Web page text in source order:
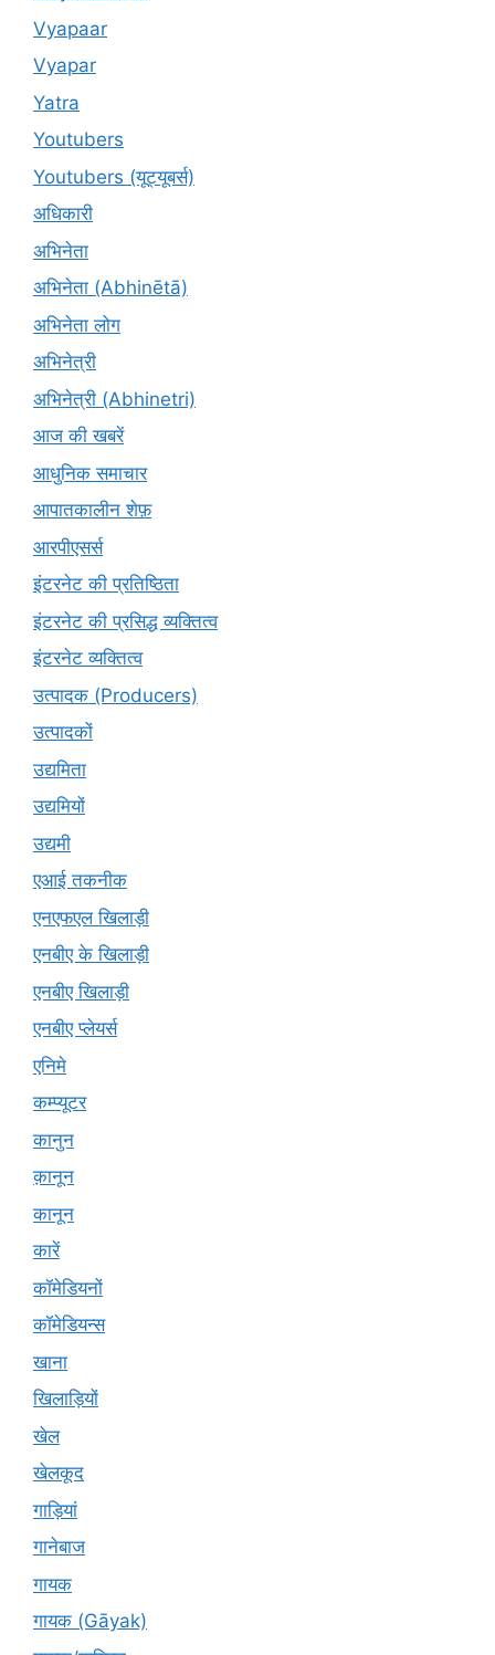
Vyapaar
Vyapar
Yatra
Youtubers
Youtubers (यूट्यूबर्स)
अधिकारी
अभिनेता
अभिनेता (Abhinētā)
अभिनेता लोग
अभिनेत्री
अभिनेत्री (Abhinetri)
आज की खबरें
आधुनिक समाचार
आपातकालीन शेफ़
आरपीएसर्स
इंटरनेट की प्रतिष्ठिता
इंटरनेट की प्रसिद्ध व्यक्तित्व
इंटरनेट व्यक्तित्व
उत्पादक (Producers)
उत्पादकों
उद्यमिता
उद्यमियों
उद्यमी
एआई तकनीक
एनएफएल खिलाड़ी
एनबीए के खिलाड़ी
एनबीए खिलाड़ी
एनबीए प्लेयर्स
एनिमे
कम्प्यूटर
कानुन
क़ानून
कानून
कारें
कॉमेडियनों
कॉमेडियन्स
खाना
खिलाड़ियों
खेल
खेलकूद
गाड़ियां
गानेबाज
गायक
गायक (Gāyak)